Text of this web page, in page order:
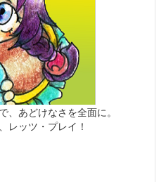
、あどけなさを全面に。
レッツ・プレイ！